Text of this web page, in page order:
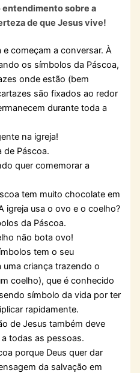
sobre a
de que Jesus vive!
e começam a conversar. À
os símbolos da Páscoa,
onde estão (bem
são fixados ao redor
durante toda a
na igreja!
de Páscoa.
quer comemorar a
tem muito chocolate em
igreja usa o ovo e o coelho?
da Páscoa.
não bota ovo!
tem o seu
criança trazendo o
coelho), que é conhecido
símbolo da vida por ter
rapidamente.
de Jesus também deve
todas as pessoas.
porque Deus quer dar
da salvação em